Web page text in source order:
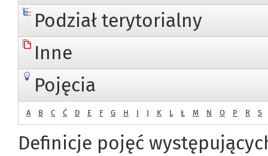
Podział terytorialny
Inne
Pojęcia
A B C Ć D E F G H I J K L Ł M N O P R S
Definicje pojęć